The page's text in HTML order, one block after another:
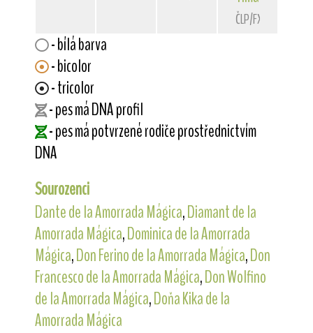
ČLP/FXH/29114
- bílá barva
- bicolor
- tricolor
- pes má DNA profil
- pes má potvrzené rodiče prostřednictvím
DNA
Sourozenci
Dante de la Amorrada Mágica,Diamant de la
Amorrada Mágica,Dominica de la Amorrada
Mágica,Don Ferino de la Amorrada Mágica,Don
Francesco de la Amorrada Mágica,Don Wolfino
de la Amorrada Mágica,Doňa Kika de la
Amorrada Mágica